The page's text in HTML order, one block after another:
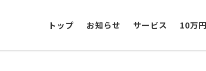
トップ お知らせ サービス 10万